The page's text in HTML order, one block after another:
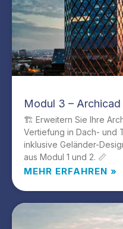
Modul 3 –
🏗️ Erweitern Sie Ihre
Vertiefung in Dach- und
inklusive Geländer-
aus Modul 1 und 2. 📏
MEHR ERFAHREN »